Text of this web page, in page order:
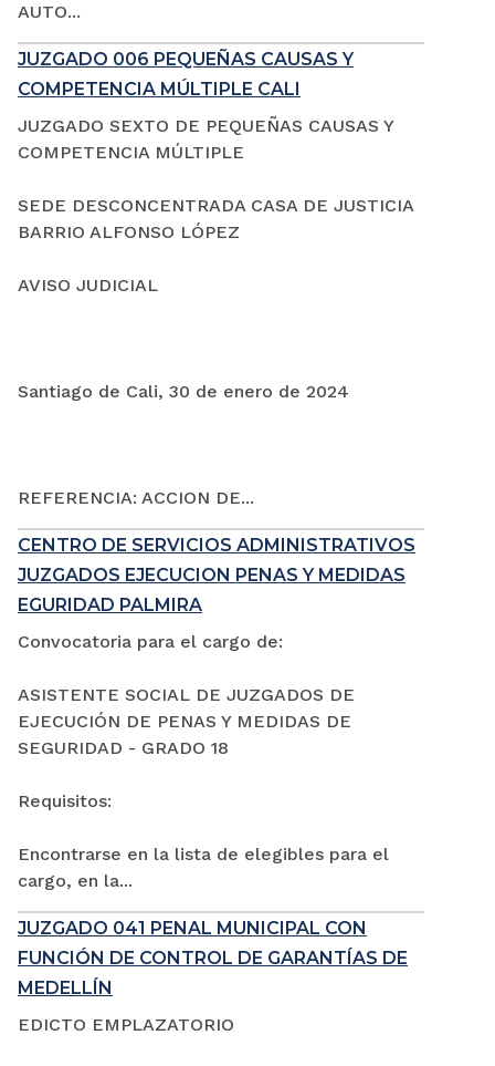
AUTO...
JUZGADO 006 PEQUEÑAS CAUSAS Y
COMPETENCIA MÚLTIPLE CALI
JUZGADO SEXTO DE PEQUEÑAS CAUSAS Y
COMPETENCIA MÚLTIPLE
SEDE DESCONCENTRADA CASA DE JUSTICIA
BARRIO ALFONSO LÓPEZ
AVISO JUDICIAL
Santiago de Cali, 30 de enero de 2024
REFERENCIA: ACCION DE...
CENTRO DE SERVICIOS ADMINISTRATIVOS
JUZGADOS EJECUCION PENAS Y MEDIDAS
EGURIDAD PALMIRA
Convocatoria para el cargo de:
ASISTENTE SOCIAL DE JUZGADOS DE
EJECUCIÓN DE PENAS Y MEDIDAS DE
SEGURIDAD - GRADO 18
Requisitos:
Encontrarse en la lista de elegibles para el
cargo, en la...
JUZGADO 041 PENAL MUNICIPAL CON
FUNCIÓN DE CONTROL DE GARANTÍAS DE
MEDELLÍN
EDICTO EMPLAZATORIO